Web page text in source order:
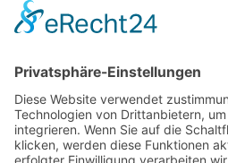
KONTAKT
Spezialitäten aus Österreich
50859 Köln
Telefon: 02234 802701
Fax: 02234 986145